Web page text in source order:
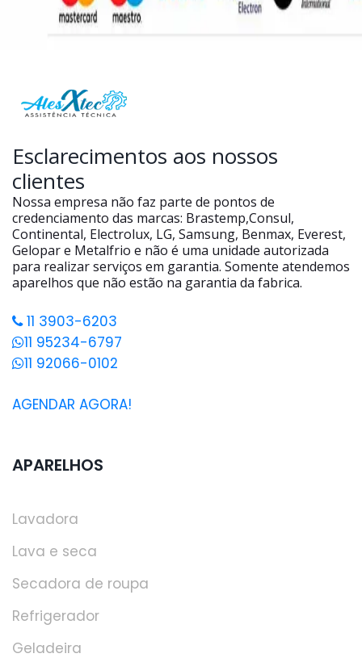
Esclarecimentos aos nossos
clientes
Nossa empresa não faz parte de pontos de
credenciamento das marcas: Brastemp,Consul,
Continental, Electrolux, LG, Samsung, Benmax, Everest,
Gelopar e Metalfrio e não é uma unidade autorizada
para realizar serviços em garantia. Somente atendemos
aparelhos que não estão na garantia da fabrica.
11 3903-6203
11 95234-6797
11 92066-0102
AGENDAR AGORA!
APARELHOS
Lavadora
Lava e seca
Secadora de roupa
Refrigerador
Geladeira